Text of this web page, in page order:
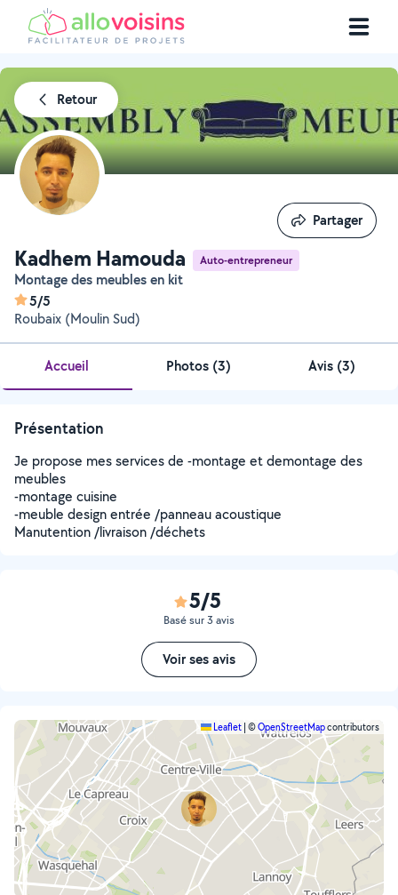
Retour
Kadhem Hamouda Auto-entrepreneur
Montage des meubles en kit
5/5
Roubaix (Moulin Sud)
Partager
Partager
Accueil Photos (3) Avis (3)
Présentation
Je propose mes services de -montage et demontage des
meubles
-montage cuisine
-meuble design entrée /panneau acoustique
Manutention /livraison /déchets
5/5
Basé sur 3 avis
Voir ses avis
Leaflet ©OpenStreetMapcontributors